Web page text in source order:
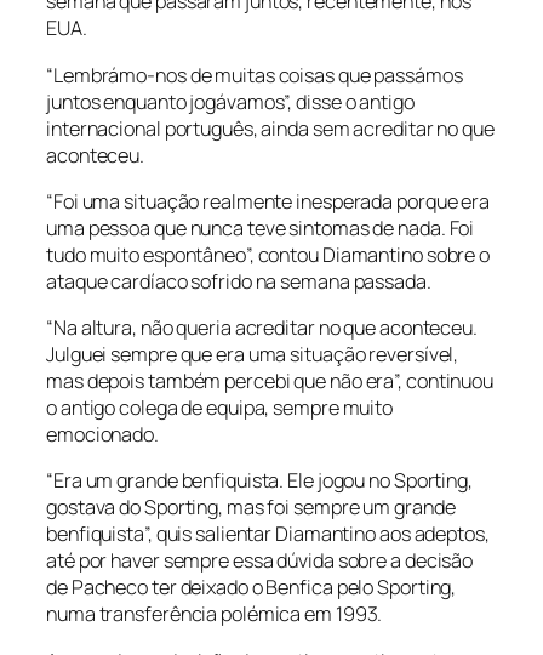
EUA.
“Lembrámo-nos de muitas coisas que passámos
juntos enquanto jogávamos”, disse o antigo
internacional português, ainda sem acreditar no que
aconteceu.
“Foi uma situação realmente inesperada porque era
uma pessoa que nunca teve sintomas de nada. Foi
tudo muito espontâneo”, contou Diamantino sobre o
ataque cardíaco sofrido na semana passada.
“Na altura, não queria acreditar no que aconteceu.
Julguei sempre que era uma situação reversível,
mas depois também percebi que não era”, continuou
o antigo colega de equipa, sempre muito
emocionado.
“Era um grande benfiquista. Ele jogou no Sporting,
gostava do Sporting, mas foi sempre um grande
benfiquista”, quis salientar Diamantino aos adeptos,
até por haver sempre essa dúvida sobre a decisão
de Pacheco ter deixado o Benfica pelo Sporting,
numa transferência polémica em 1993.